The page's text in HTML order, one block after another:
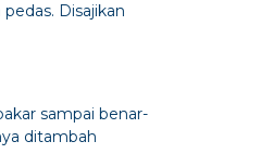
Disajikan
sampai benar-
ditambah